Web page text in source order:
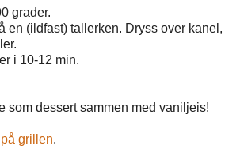
grader.
en (ildfast) tallerken. Dryss over kanel,
i 10-12 min.
som dessert sammen med vaniljeis!
grillen.